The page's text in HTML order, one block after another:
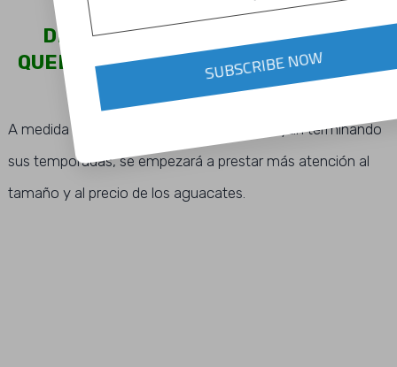
DENTRO DE UN MES, MÉXICO SE
QUEDARÁ SOLO EN EL MERCADO DEL
AGUACATE
A medida que las regiones productoras vayan terminando
sus temporadas, se empezará a prestar más atención al
tamaño y al precio de los aguacates.
SUBSCRIBE NOW